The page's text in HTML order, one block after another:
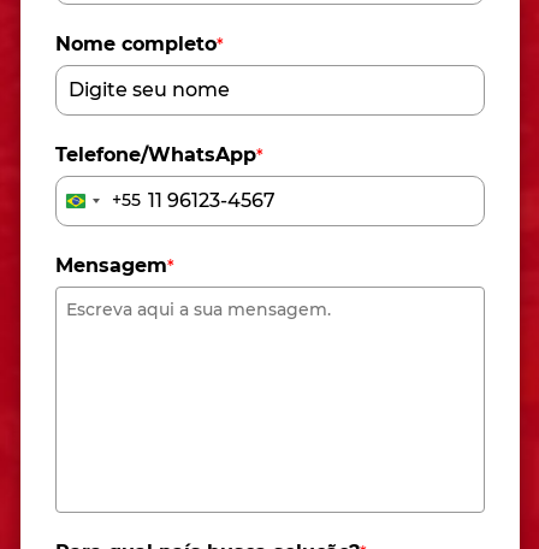
Nome completo*
Telefone/WhatsApp*
Brazil
+55
+55
Mensagem*